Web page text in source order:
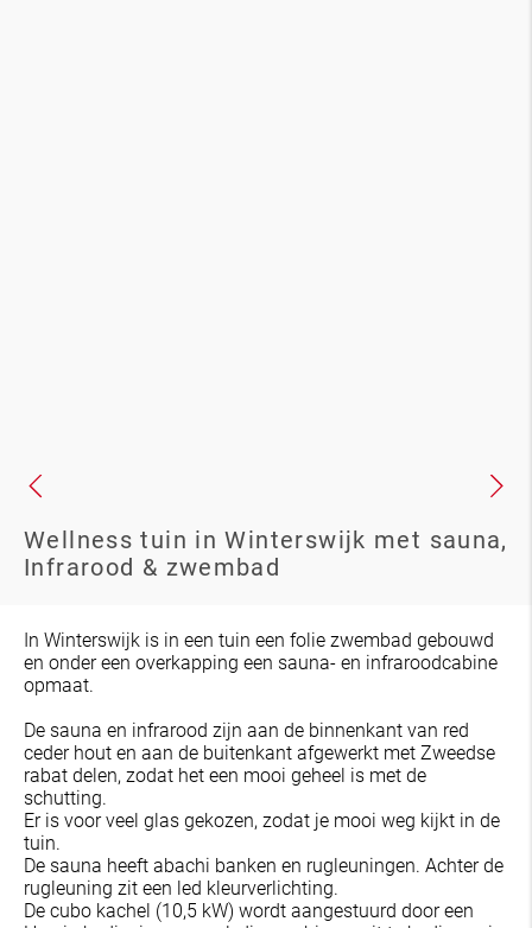
Wellness tuin in Winterswijk met sauna,
Infrarood & zwembad
In Winterswijk is in een tuin een folie zwembad gebouwd
en onder een overkapping een sauna- en infraroodcabine
opmaat.
De sauna en infrarood zijn aan de binnenkant van red
ceder hout en aan de buitenkant afgewerkt met Zweedse
rabat delen, zodat het een mooi geheel is met de
schutting.
Er is voor veel glas gekozen, zodat je mooi weg kijkt in de
tuin.
De sauna heeft abachi banken en rugleuningen. Achter de
rugleuning zit een led kleurverlichting.
De cubo kachel (10,5 kW) wordt aangestuurd door een